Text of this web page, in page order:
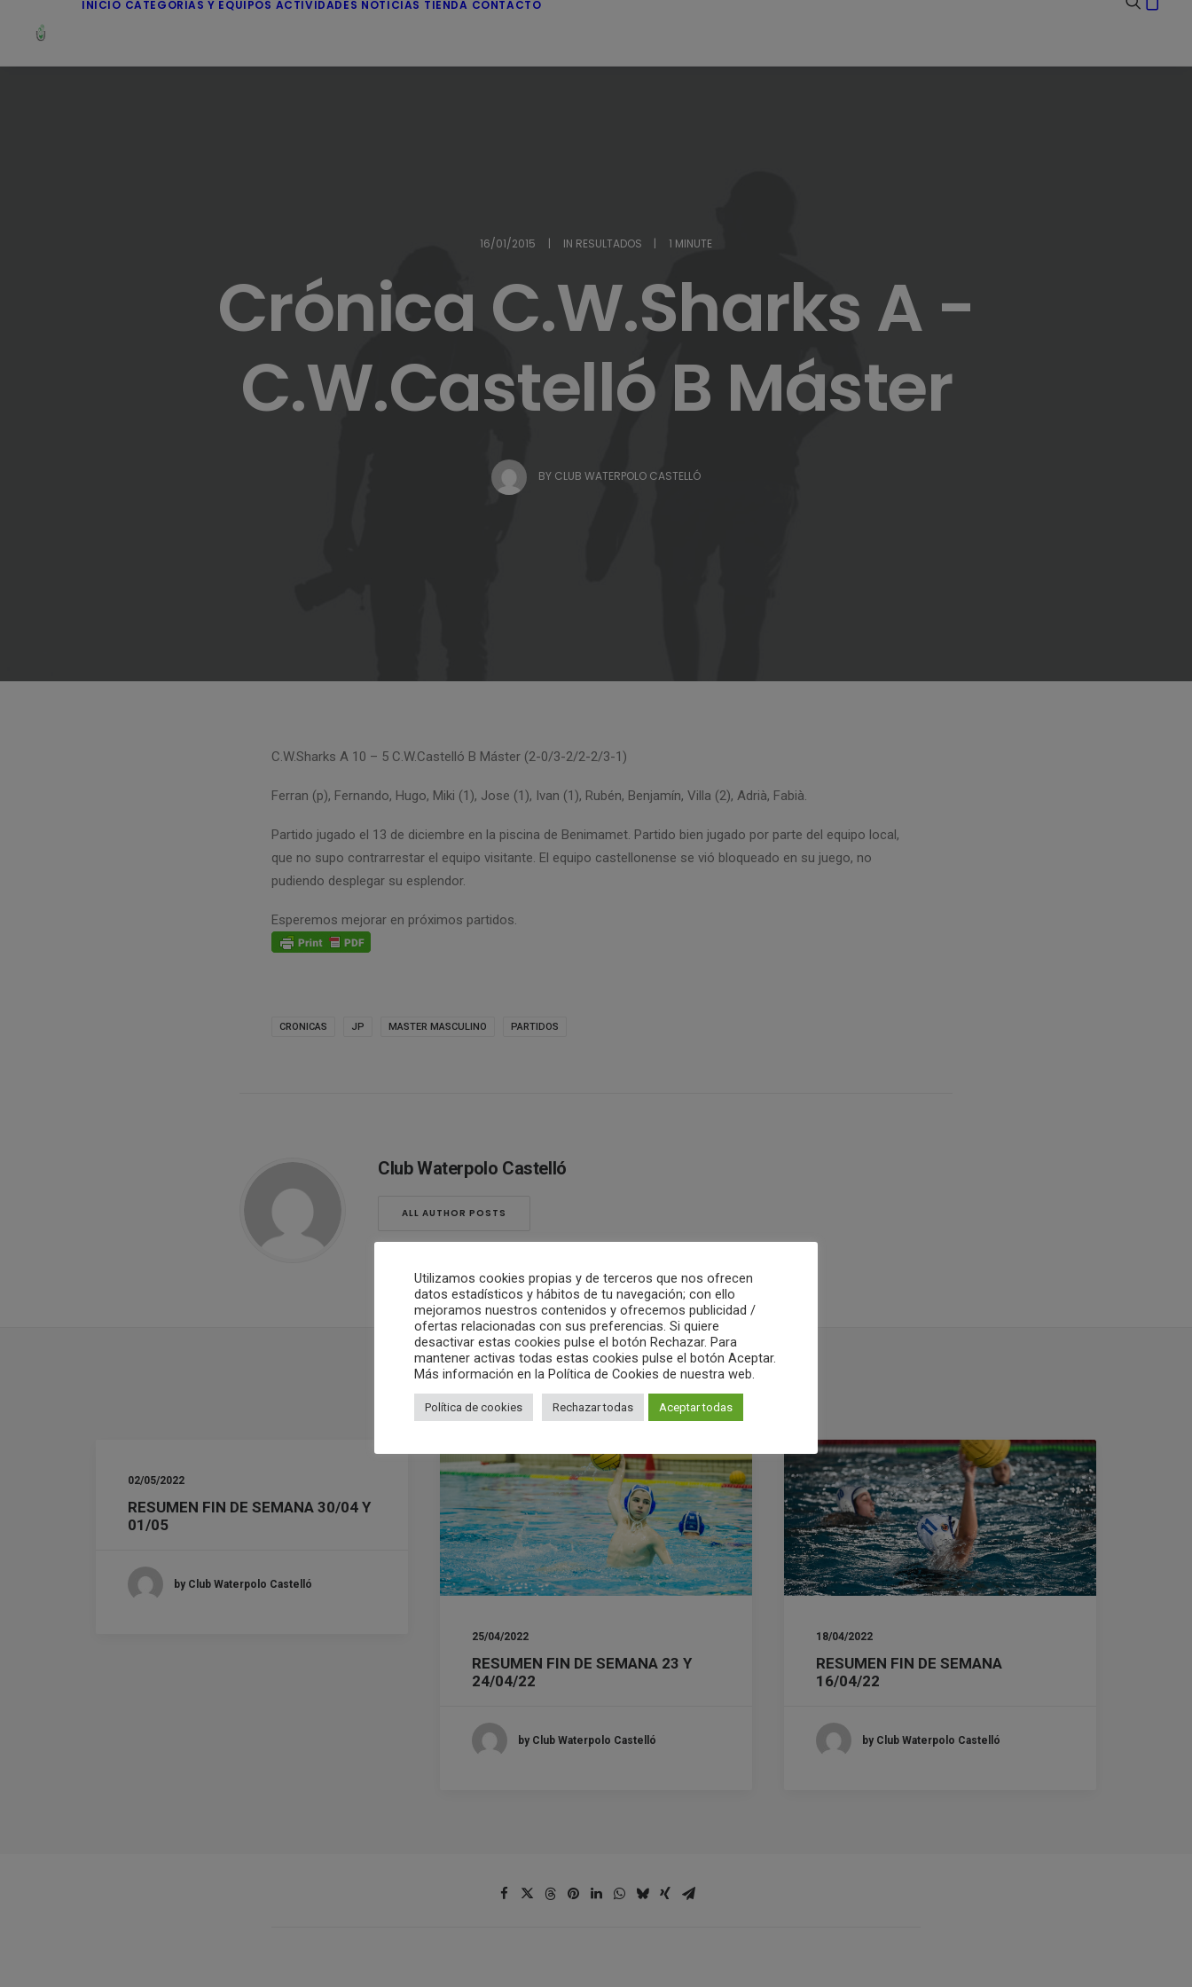
INICIO CATEGORÍAS Y EQUIPOS ACTIVIDADES NOTICIAS TIENDA CONTACTO
16/01/2015 | IN RESULTADOS | 1 MINUTE
Crónica C.W.Sharks A -
C.W.Castelló B Máster
BY CLUB WATERPOLO CASTELLÓ
C.W.Sharks A 10 – 5 C.W.Castelló B Máster (2-0/3-2/2-2/3-1)
Ferran (p), Fernando, Hugo, Miki (1), Jose (1), Ivan (1), Rubén, Benjamín, Villa (2), Adrià, Fabià.
Partido jugado el 13 de diciembre en la piscina de Benimamet. Partido bien jugado por parte del equipo local,
que no supo contrarrestar el equipo visitante. El equipo castellonense se vió bloqueado en su juego, no
pudiendo desplegar su esplendor.
Esperemos mejorar en próximos partidos.
CRONICAS JP MASTER MASCULINO PARTIDOS
Club Waterpolo Castelló
ALL AUTHOR POSTS
RELATED POSTS
02/05/2022
RESUMEN FIN DE SEMANA 30/04 Y
01/05
by Club Waterpolo Castelló
25/04/2022
RESUMEN FIN DE SEMANA 23 Y
24/04/22
by Club Waterpolo Castelló
18/04/2022
RESUMEN FIN DE SEMANA
16/04/22
by Club Waterpolo Castelló
Utilizamos cookies propias y de terceros que nos ofrecen
datos estadísticos y hábitos de tu navegación; con ello
mejoramos nuestros contenidos y ofrecemos publicidad /
ofertas relacionadas con sus preferencias. Si quiere
desactivar estas cookies pulse el botón Rechazar. Para
mantener activas todas estas cookies pulse el botón Aceptar.
Más información en la Política de Cookies de nuestra web.
Política de cookies Rechazar todas Aceptar todas